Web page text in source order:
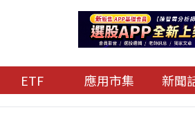
ETF 應用市集 新聞